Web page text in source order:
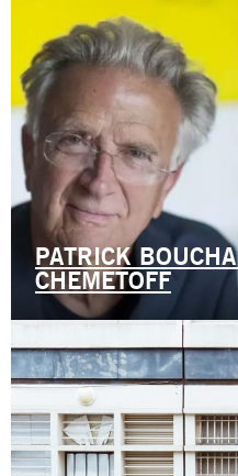
PATRICK
CHEMETOFF